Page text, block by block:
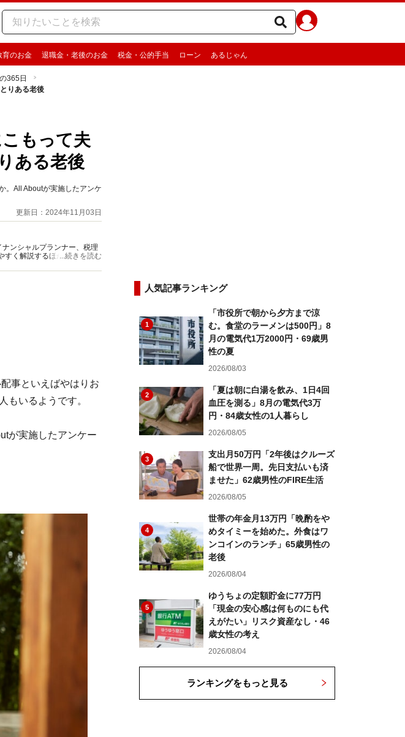
育のお金 退職金・老後のお金 税金・公的手当 ローン あるじゃん
365日
りある老後
もって夫
ある老後
。All Aboutが実施したアンケ
更新日：2024年11月03日
ンシャルプランナー、税理
すく解説するほか、マネー最
...続きを読む
事といえばやはりお
もいるようです。
が実施したアンケー
人気記事ランキング
1
「市役所で朝から夕方まで涼
む。食堂のラーメンは500円」8
月の電気代1万2000円・69歳男
性の夏
2026/08/03
2
「夏は朝に白湯を飲み、1日4回
血圧を測る」8月の電気代3万
円・84歳女性の1人暮らし
2026/08/05
3
支出月50万円「2年後はクルーズ
船で世界一周。先日支払いも済
ませた」62歳男性のFIRE生活
2026/08/05
4
世帯の年金月13万円「晩酌をや
めタイミーを始めた。外食はワ
ンコインのランチ」65歳男性の
老後
2026/08/04
5
ゆうちょの定額貯金に77万円
「現金の安心感は何ものにも代
えがたい」リスク資産なし・46
歳女性の考え
2026/08/04
ランキングをもっと見る